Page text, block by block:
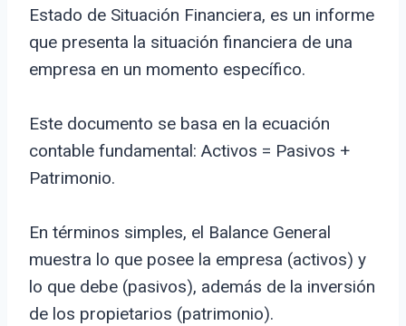
Estado de Situación Financiera, es un informe
que presenta la situación financiera de una
empresa en un momento específico.
Este documento se basa en la ecuación
contable fundamental: Activos = Pasivos +
Patrimonio.
En términos simples, el Balance General
muestra lo que posee la empresa (activos) y
lo que debe (pasivos), además de la inversión
de los propietarios (patrimonio).